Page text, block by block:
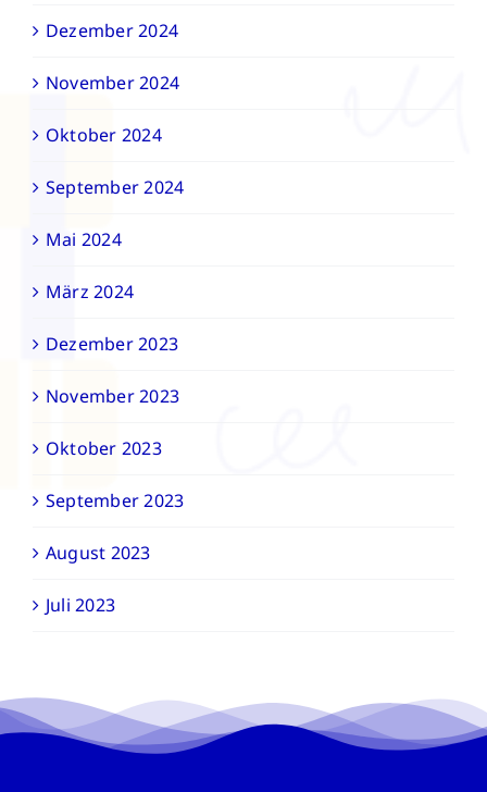
Dezember 2024
November 2024
Oktober 2024
September 2024
Mai 2024
März 2024
Dezember 2023
November 2023
Oktober 2023
September 2023
August 2023
Juli 2023